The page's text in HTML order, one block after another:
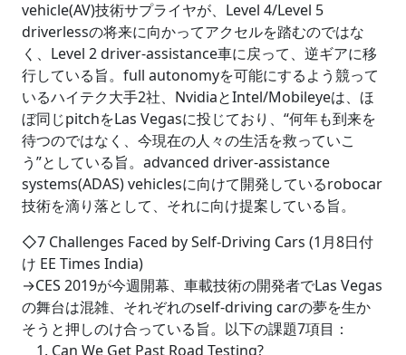
vehicle(AV)技術サプライヤが、Level 4/Level 5
driverlessの将来に向かってアクセルを踏むのではな
く、Level 2 driver-assistance車に戻って、逆ギアに移
行している旨。full autonomyを可能にするよう競って
いるハイテク大手2社、NvidiaとIntel/Mobileyeは、ほ
ぼ同じpitchをLas Vegasに投じており、“何年も到来を
待つのではなく、今現在の人々の生活を救っていこ
う”としている旨。advanced driver-assistance
systems(ADAS) vehiclesに向けて開発しているrobocar
技術を滴り落として、それに向け提案している旨。
◇7 Challenges Faced by Self-Driving Cars (1月8日付
け EE Times India)
→CES 2019が今週開幕、車載技術の開発者でLas Vegas
の舞台は混雑、それぞれのself-driving carの夢を生か
そうと押しのけ合っている旨。以下の課題7項目：
1. Can We Get Past Road Testing?